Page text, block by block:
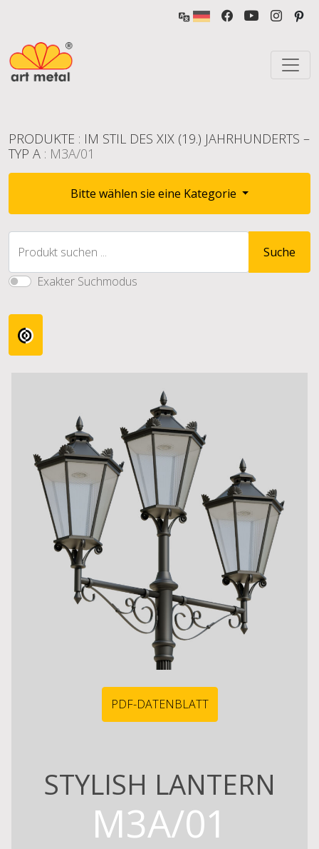
PRODUKTE : IM STIL DES XIX (19.) JAHRHUNDERTS –
TYP A : M3A/01
Bitte wählen sie eine Kategorie
Produkt suchen ...
Suche
Exakter Suchmodus
PDF-DATENBLATT
STYLISH LANTERN
M3A/01